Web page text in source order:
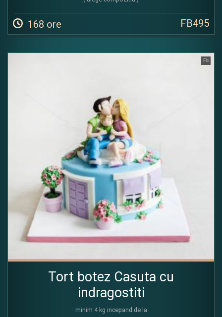
168 ore FB495
Fb
Tort botez Casuta cu
indragostiti
minim 4 kg incepand de la